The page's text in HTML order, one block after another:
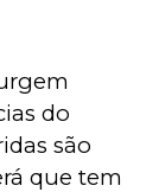
do
são
que tem